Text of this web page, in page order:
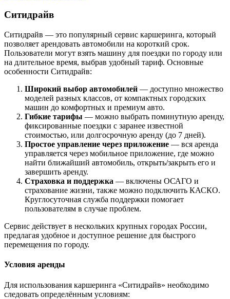
Ситидрайв
Ситидрайв — это популярный сервис каршеринга, который
позволяет арендовать автомобили на короткий срок.
Пользователи могут взять машину для поездки по городу или
на длительное время, выбрав удобный тариф. Основные
особенности Ситидрайв:
Широкий выбор автомобилей — доступно множество
моделей разных классов, от компактных городских
машин до комфортных и премиум авто.
Гибкие тарифы — можно выбрать поминутную аренду,
фиксированные поездки с заранее известной
стоимостью, или долгосрочную аренду (до 7 дней).
Простое управление через приложение — вся аренда
управляется через мобильное приложение, где можно
найти ближайший автомобиль, открыть/закрыть его и
завершить аренду.
Страховка и поддержка — включены ОСАГО и
страхование жизни, также можно подключить КАСКО.
Круглосуточная служба поддержки помогает
пользователям в случае проблем.
Сервис действует в нескольких крупных городах России,
предлагая удобное и доступное решение для быстрого
перемещения по городу.
Условия аренды
Для использования каршеринга «Ситидрайв» необходимо
следовать определённым условиям: